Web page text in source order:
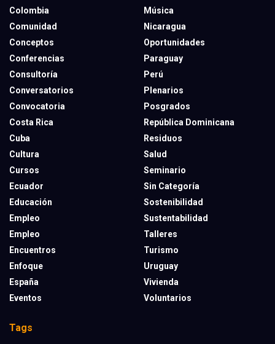
Colombia
Comunidad
Conceptos
Conferencias
Consultoría
Conversatorios
Convocatoria
Costa Rica
Cuba
Cultura
Cursos
Ecuador
Educación
Empleo
Empleo
Encuentros
Enfoque
España
Eventos
Música
Nicaragua
Oportunidades
Paraguay
Perú
Plenarios
Posgrados
República Dominicana
Residuos
Salud
Seminario
Sin Categoría
Sostenibilidad
Sustentabilidad
Talleres
Turismo
Uruguay
Vivienda
Voluntarios
Tags